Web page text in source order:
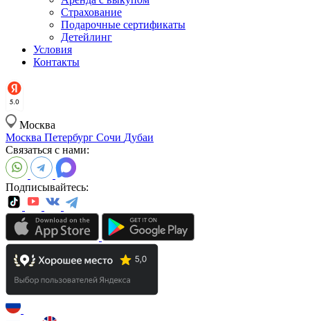
Страхование
Подарочные сертификаты
Детейлинг
Условия
Контакты
Москва
Москва Петербург Сочи Дубаи
Связаться с нами:
Подписывайтесь: